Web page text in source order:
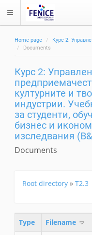
Home page
Курс 2:
Documents
Курс 2:
културните и
индустрии.
за студенти,
бизнес и
изследвания
Documents
Root directory » T2.3
Type Filename